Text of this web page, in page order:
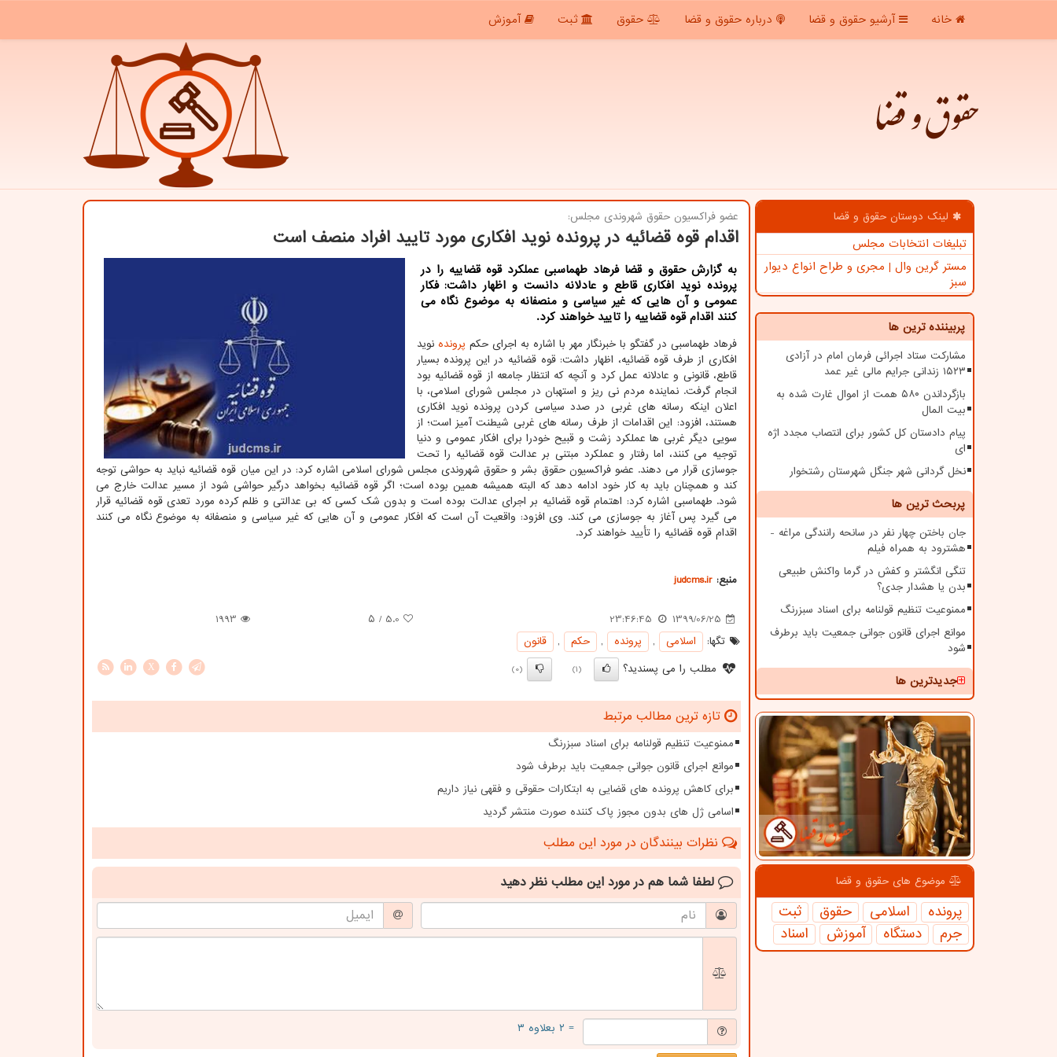
خانه آرشیو حقوق و قضا درباره حقوق و قضا حقوق ثبت آموزش
حقوق و قضا
لینک دوستان حقوق و قضا
تبلیغات انتخابات مجلس
مستر گرین وال | مجری و طراح انواع دیوار
سبز
پربیننده ترین ها
مشارکت ستاد اجرائی فرمان امام در آزادی
۱۵۲۳ زندانی جرایم مالی غیر عمد
بازگرداندن ۵۸۰ همت از اموال غارت شده به
بیت المال
پیام دادستان کل کشور برای انتصاب مجدد اژه
ای
نخل گردانی شهر جنگل شهرستان رشتخوار
پربحث ترین ها
جان باختن چهار نفر در سانحه رانندگی مراغه -
هشترود به همراه فیلم
تنگی انگشتر و کفش در گرما واکنش طبیعی
بدن یا هشدار جدی؟
ممنوعیت تنظیم قولنامه برای اسناد سبزرنگ
موانع اجرای قانون جوانی جمعیت باید برطرف
شود
جدیدترین ها
موضوع های حقوق و قضا
پرونده اسلامی حقوق
ثبت
جرم
دستگاه آموزش اسناد
عضو فراكسیون حقوق شهروندی مجلس:
اقدام قوه قضائیه در پرونده نوید افكاری مورد تایید افراد منصف است
به گزارش حقوق و قضا فرهاد طهماسبی عملكرد قوه قضاییه را در
پرونده نوید افكاری قاطع و عادلانه دانست و اظهار داشت: فكار
عمومی و آن هایی كه غیر سیاسی و منصفانه به موضوع نگاه می
كنند اقدام قوه قضاییه را تایید خواهند كرد.
فرهاد طهماسبی در گفتگو با خبرنگار مهر با اشاره به اجرای حکم پرونده نوید
افکاری از طرف قوه قضائیه، اظهار داشت: قوه قضائیه در این پرونده بسیار
قاطع، قانونی و عادلانه عمل کرد و آنچه که انتظار جامعه از قوه قضائیه بود
انجام گرفت. نماینده مردم نی ریز و استهبان در مجلس شورای اسلامی، با
اعلان اینکه رسانه های غربی در صدد سیاسی کردن پرونده نوید افکاری
هستند، افزود: این اقدامات از طرف رسانه های غربی شیطنت آمیز است؛ از
سویی دیگر غربی ها عملکرد زشت و قبیح خودرا برای افکار عمومی و دنیا
توجیه می کنند، اما رفتار و عملکرد مبتنی بر عدالت قوه قضائیه را تحت
جوسازی قرار می دهند. عضو فراکسیون حقوق بشر و حقوق شهروندی مجلس شورای اسلامی اشاره کرد: در این میان قوه قضائیه نباید به حواشی توجه
کند و همچنان باید به کار خود ادامه دهد که البته همیشه همین بوده است؛ اگر قوه قضائیه بخواهد درگیر حواشی شود از مسیر عدالت خارج می
شود. طهماسبی اشاره کرد: اهتمام قوه قضائیه بر اجرای عدالت بوده است و بدون شک کسی که بی عدالتی و ظلم کرده مورد تعدی قوه قضائیه قرار
می گیرد پس آغاز به جوسازی می کند. وی افزود: واقعیت آن است که افکار عمومی و آن هایی که غیر سیاسی و منصفانه به موضوع نگاه می کنند
اقدام قوه قضائیه را تأیید خواهند کرد.
منبع: judcms.ir
1399/06/25
23:46:45
5.0 / ۵
1993
تگها:
اسلامی , پرونده , حكم ,
قانون
مطلب را می پسندید؟
(1)
(0)
X
تازه ترین مطالب مرتبط
ممنوعیت تنظیم قولنامه برای اسناد سبزرنگ
موانع اجرای قانون جوانی جمعیت باید برطرف شود
برای کاهش پرونده های قضایی به ابتکارات حقوقی و فقهی نیاز داریم
اسامی ژل های بدون مجوز پاک کننده صورت منتشر گردید
نظرات بینندگان در مورد این مطلب
لطفا شما هم در مورد این مطلب نظر دهید
= ۲ بعلاوه ۳